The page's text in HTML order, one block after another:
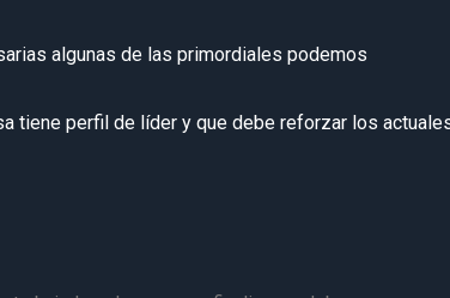
algunas de las primordiales podemos
tiene perfil de líder y que debe reforzar los